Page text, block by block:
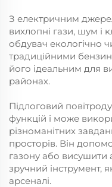
З електричним
вихлопні гази, шум і
обдувач екологічно
традиційними
його ідеальним для
районах.
Підлоговий
функцій і може
різноманітних
просторів. Він
газону або висушити
зручний інструмент,
арсеналі.